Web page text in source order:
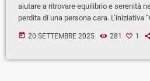
aiutare a ritrovare equilibrio e serenità
perdita di una persona cara. L’iniziativa
today 20 SETTEMBRE 2025 281 1